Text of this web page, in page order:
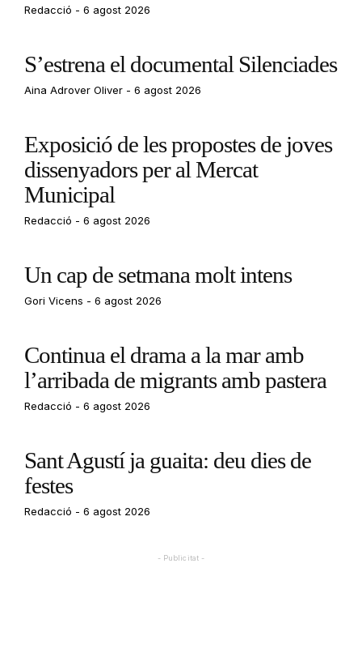
Redacció 6 agost 2026
S’estrena el documental Silenciades
Aina Adrover Oliver 6 agost 2026
Exposició de les propostes de joves
dissenyadors per al Mercat
Municipal
Redacció 6 agost 2026
Un cap de setmana molt intens
Gori Vicens 6 agost 2026
Continua el drama a la mar amb
l’arribada de migrants amb pastera
Redacció 6 agost 2026
Sant Agustí ja guaita: deu dies de
festes
Redacció 6 agost 2026
- Publicitat -